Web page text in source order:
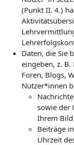
(Punkt II. 4.)
Daten, die Sie
eingeben, z. B.
Foren, Blogs,
Nutzer*innen
sowie der
Ihrem
Beiträge
Uhrzeit